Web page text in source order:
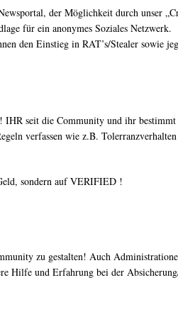
der Möglichkeit durch unser
für ein anonymes Soziales Netzwerk.
den Einstieg in RAT’s/Stealer sowie
IHR seit die Community und ihr
verfassen wie z.B. Tolerranzverhalten
sondern auf VERIFIED !
zu gestalten! Auch
Hilfe und Erfahrung bei der